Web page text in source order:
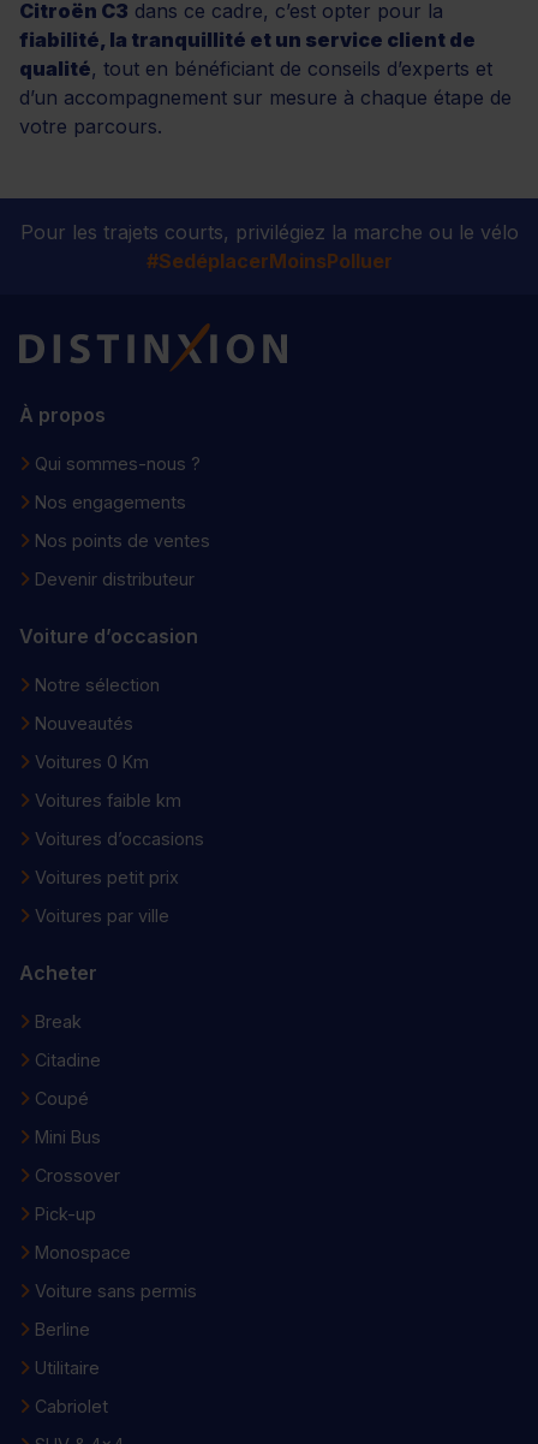
Citroën C3 dans ce cadre, c’est opter pour la
fiabilité, la tranquillité et un service client de
qualité, tout en bénéficiant de conseils d’experts et
d’un accompagnement sur mesure à chaque étape de
votre parcours.
Pour les trajets courts, privilégiez la marche ou le vélo
#SedéplacerMoinsPolluer
Distinxion
À propos
Qui sommes-nous ?
Nos engagements
Nos points de ventes
Devenir distributeur
Voiture d’occasion
Notre sélection
Nouveautés
Voitures 0 Km
Voitures faible km
Voitures d’occasions
Voitures petit prix
Voitures par ville
Acheter
Break
Citadine
Coupé
Mini Bus
Crossover
Pick-up
Monospace
Voiture sans permis
Berline
Utilitaire
Cabriolet